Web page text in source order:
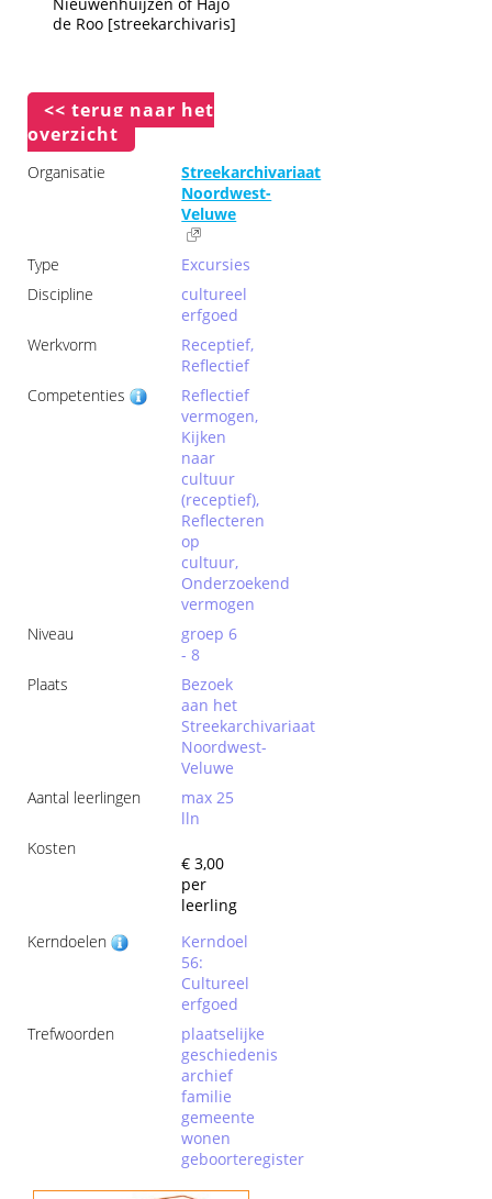
Nieuwenhuijzen of Hajo
de Roo [streekarchivaris]
<< terug naar het
overzicht
Organisatie
Streekarchivariaat
Noordwest-
Veluwe
Type
Excursies
Discipline
cultureel
erfgoed
Werkvorm
Receptief,
Reflectief
Competenties
Reflectief
vermogen,
Kijken
naar
cultuur
(receptief),
Reflecteren
op
cultuur,
Onderzoekend
vermogen
Niveau
groep 6
- 8
Plaats
Bezoek
aan het
Streekarchivariaat
Noordwest-
Veluwe
Aantal leerlingen
max 25
lln
Kosten
€ 3,00
per
leerling
Kerndoelen
Kerndoel
56:
Cultureel
erfgoed
Trefwoorden
plaatselijke
geschiedenis
archief
familie
gemeente
wonen
geboorteregister